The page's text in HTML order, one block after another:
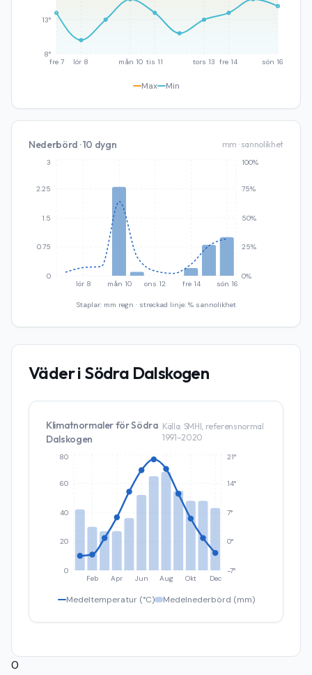
fre 7 lör 8 mån 10 tis 11 tors 13 fre 14 sön 16
8°
13°
Max Min
Nederbörd · 10 dygn mm · sannolikhet
lör 8 mån 10 ons 12 fre 14 sön 16
0
0.75
1.5
2.25
3
0%
25%
50%
75%
100%
Staplar: mm regn · streckad linje: % sannolikhet
Väder i Södra Dalskogen
Klimatnormaler förSödra
Dalskogen
Källa: SMHI, referensnormal
1991–2020
Feb Apr Jun Aug Okt Dec
0
20
40
60
80
-7°
0°
7°
14°
21°
Medeltemperatur (°C) Medelnederbörd (mm)
0